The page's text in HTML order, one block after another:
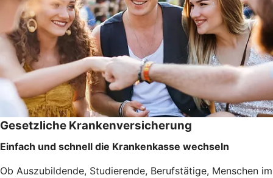
Gesetzliche Krankenversicherung
Einfach und schnell die Krankenkasse wechseln
Ob Auszubildende, Studierende, Berufstätige, Menschen im